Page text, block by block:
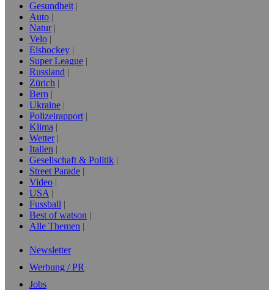
Gesundheit
Auto
Natur
Velo
Eishockey
Super League
Russland
Zürich
Bern
Ukraine
Polizeirapport
Klima
Wetter
Italien
Gesellschaft & Politik
Street Parade
Video
USA
Fussball
Best of watson
Alle Themen
Newsletter
Werbung / PR
Jobs